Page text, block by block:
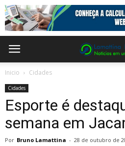
Inicio Cidades
Cidades
Esporte é
semana em
Por Bruno Lamattina - 28 de outubro de